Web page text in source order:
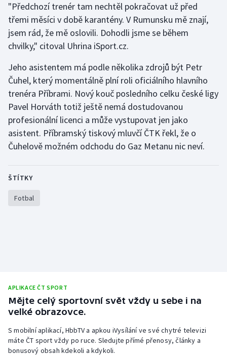
Sportovní střelba
Stolní tenis
Triatlon
Veslování
Vodní slalom
Volejbal
"Předchozí trenér tam nechtěl pokračovat už před
třemi měsíci v době karantény. V Rumunsku mě znají,
jsem rád, že mě oslovili. Dohodli jsme se během
chvilky," citoval Uhrina iSport.cz.
Jeho asistentem má podle několika zdrojů být Petr
Čuhel, který momentálně plní roli oficiálního hlavního
trenéra Příbrami. Nový kouč posledního celku české ligy
Pavel Horváth totiž ještě nemá dostudovanou
profesionální licenci a může vystupovat jen jako
asistent. Příbramský tiskový mluvčí ČTK řekl, že o
Čuhelově možném odchodu do Gaz Metanu nic neví.
ŠTÍTKY
Fotbal
APLIKACE ČT SPORT
Mějte celý sportovní svět vždy u sebe i na
velké obrazovce.
S mobilní aplikací, HbbTV a apkou iVysílání ve své chytré televizi
máte ČT sport vždy po ruce. Sledujte přímé přenosy, články a
bonusový obsah kdekoli a kdykoli.